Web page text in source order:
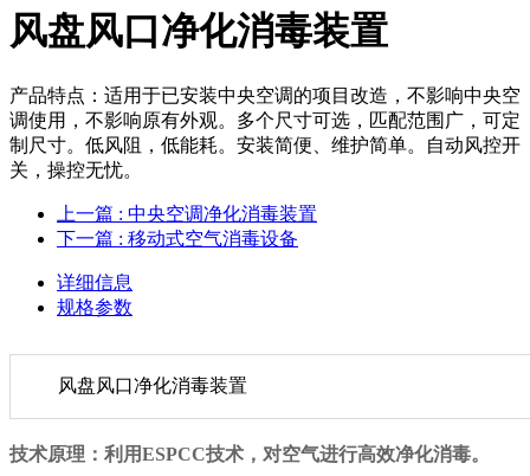
风盘风口净化消毒装置
产品特点：适用于已安装中央空调的项目改造，不影响中央空
调使用，不影响原有外观。多个尺寸可选，匹配范围广，可定
制尺寸。低风阻，低能耗。安装简便、维护简单。自动风控开
关，操控无忧。
上一篇 : 中央空调净化消毒装置
下一篇 : 移动式空气消毒设备
详细信息
规格参数
风盘风口净化消毒装置
技术原理：利用ESPCC技术，对空气进行高效净化消毒。